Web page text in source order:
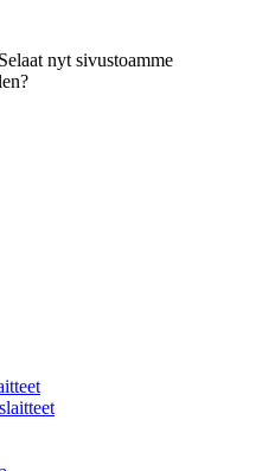
nyt sivustoamme